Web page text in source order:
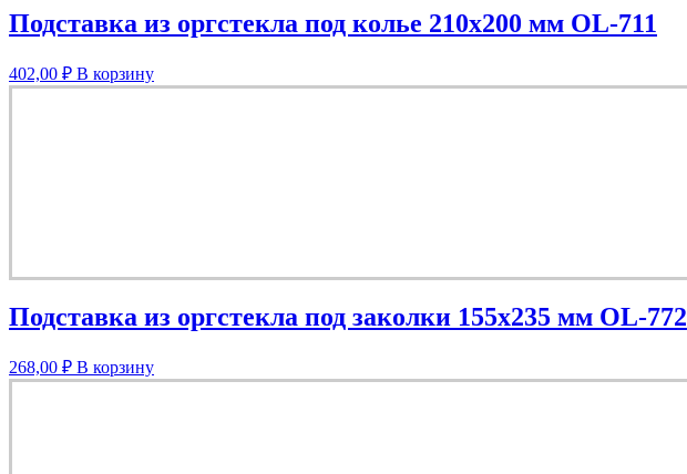
Подставка из оргстекла под колье 210х200 мм OL-711
402,00 ₽ В корзину
Подставка из оргстекла под заколки 155х235 мм OL-772
268,00 ₽ В корзину